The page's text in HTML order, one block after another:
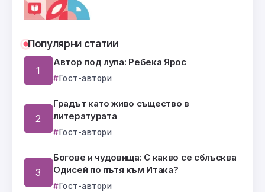
Популярни статии
Автор под лупа: Ребека Ярос
Гост-автори
Градът като живо същество в
литературата
Гост-автори
Богове и чудовища: С какво се сблъсква
Одисей по пътя към Итака?
Гост-автори